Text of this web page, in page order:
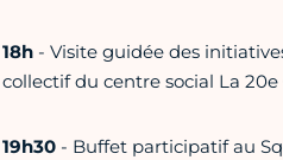
18h- Visite guidée des
collectif du centre social La
19h30- Buffet participatif au